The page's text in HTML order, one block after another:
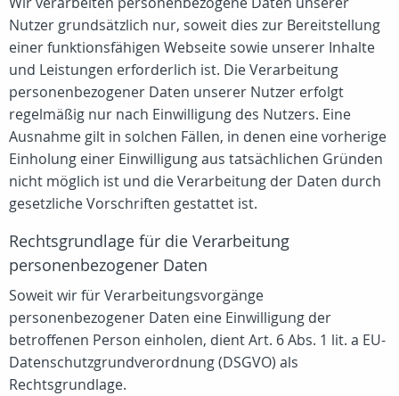
Nutzer grundsätzlich nur, soweit dies zur Bereitstellung
einer funktionsfähigen Webseite sowie unserer Inhalte
und Leistungen erforderlich ist. Die Verarbeitung
personenbezogener Daten unserer Nutzer erfolgt
regelmäßig nur nach Einwilligung des Nutzers. Eine
Ausnahme gilt in solchen Fällen, in denen eine vorherige
Einholung einer Einwilligung aus tatsächlichen Gründen
nicht möglich ist und die Verarbeitung der Daten durch
gesetzliche Vorschriften gestattet ist.
Rechtsgrundlage für die Verarbeitung
personenbezogener Daten
Soweit wir für Verarbeitungsvorgänge
personenbezogener Daten eine Einwilligung der
betroffenen Person einholen, dient Art. 6 Abs. 1 lit. a EU-
Datenschutzgrundverordnung (DSGVO) als
Rechtsgrundlage.